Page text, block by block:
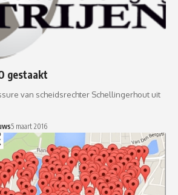
gestaakt
van scheidsrechter Schellingerhout uit
5 maart 2016